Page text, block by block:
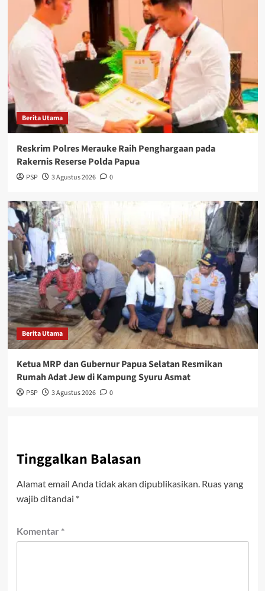
Berita Utama
Reskrim Polres Merauke Raih Penghargaan pada
Rakernis Reserse Polda Papua
PSP 3 Agustus 2026 0
Berita Utama
Ketua MRP dan Gubernur Papua Selatan Resmikan
Rumah Adat Jew di Kampung Syuru Asmat
PSP 3 Agustus 2026 0
Tinggalkan Balasan
Alamat email Anda tidak akan dipublikasikan. Ruas yang
wajib ditandai *
Komentar *